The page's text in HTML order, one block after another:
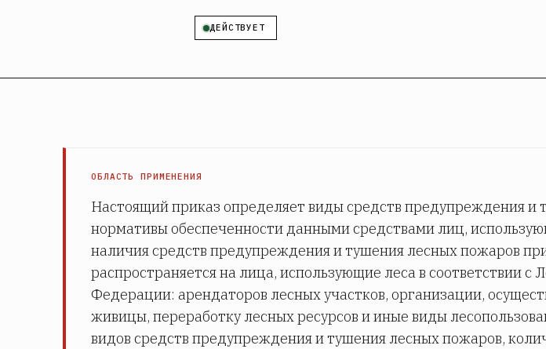
ДЕЙСТВУЕТ
ОБЛАСТЬ ПРИМЕНЕНИЯ
Настоящий приказ определяет виды средств предупреждения и
нормативы обеспеченности данными средствами лиц,
наличия средств предупреждения и тушения лесных пожаров
распространяется на лица, использующие леса в соответствии с
Федерации: арендаторов лесных участков, организации,
живицы, переработку лесных ресурсов и иные виды
видов средств предупреждения и тушения лесных пожаров,